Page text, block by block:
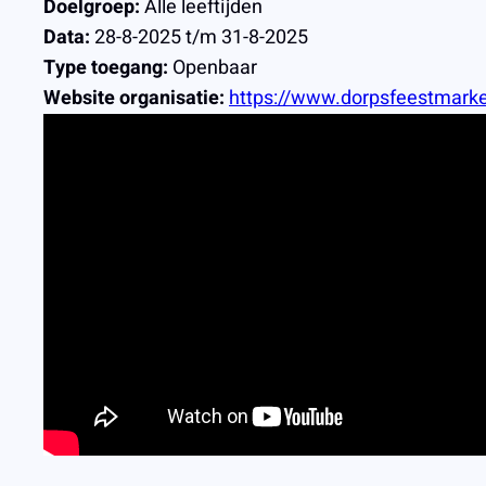
Doelgroep:Alle leeftijden
Data:28-8-2025 t/m 31-8-2025
Type toegang: Openbaar
Website organisatie:https://